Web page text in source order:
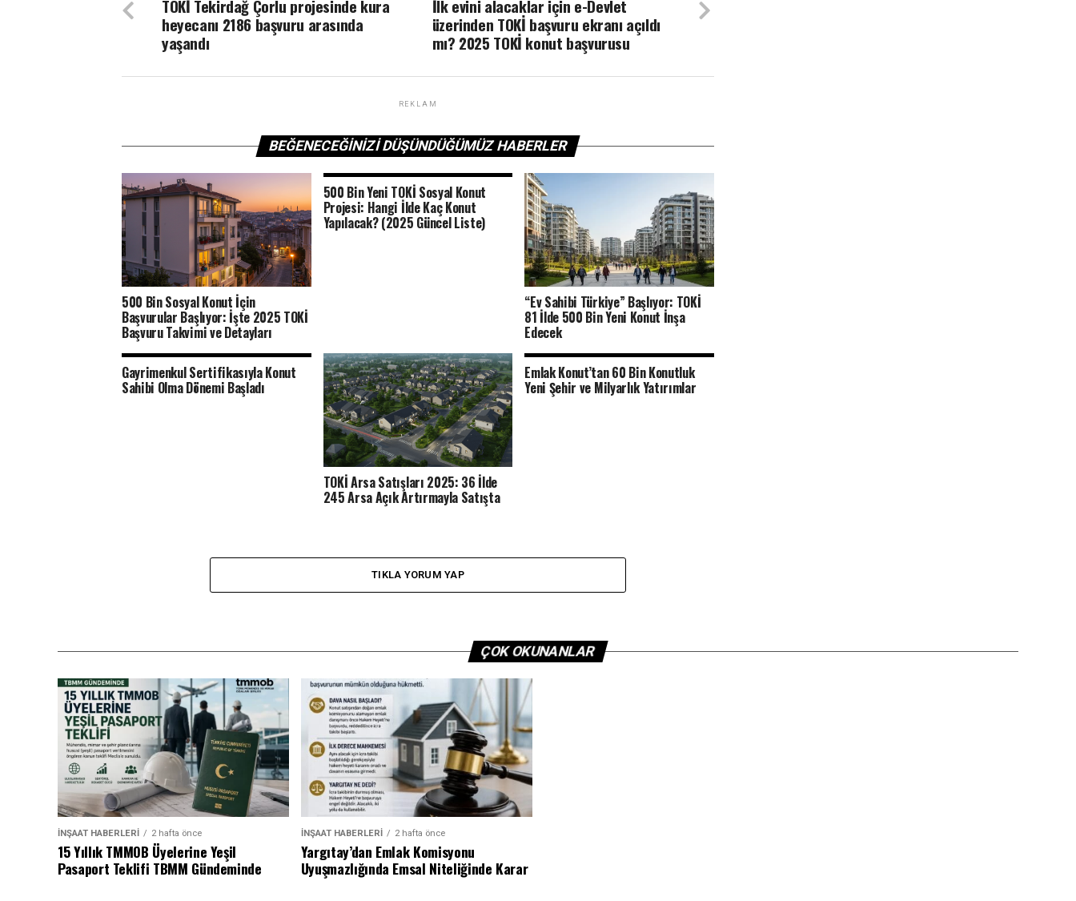
İlk evini alacaklar için e-Devlet
üzerinden TOKİ başvuru ekranı açıldı
mı? 2025 TOKİ konut başvurusu
TOKİ Tekirdağ Çorlu projesinde kura
heyecanı 2186 başvuru arasında
yaşandı
REKLAM
BEĞENECEĞINIZI DÜŞÜNDÜĞÜMÜZ HABERLER
500 Bin Sosyal Konut İçin
Başvurular Başlıyor: İşte 2025 TOKİ
Başvuru Takvimi ve Detayları
500 Bin Yeni TOKİ Sosyal Konut
Projesi: Hangi İlde Kaç Konut
Yapılacak? (2025 Güncel Liste)
“Ev Sahibi Türkiye” Başlıyor: TOKİ
81 İlde 500 Bin Yeni Konut İnşa
Edecek
Gayrimenkul Sertifikasıyla Konut
Sahibi Olma Dönemi Başladı
TOKİ Arsa Satışları 2025: 36 İlde
245 Arsa Açık Artırmayla Satışta
Emlak Konut’tan 60 Bin Konutluk
Yeni Şehir ve Milyarlık Yatırımlar
TIKLA YORUM YAP
ÇOK OKUNANLAR
İNŞAAT HABERLERI 2 hafta önce
15 Yıllık TMMOB Üyelerine Yeşil
Pasaport Teklifi TBMM Gündeminde
İNŞAAT HABERLERI 2 hafta önce
Yargıtay’dan Emlak Komisyonu
Uyuşmazlığında Emsal Niteliğinde Karar